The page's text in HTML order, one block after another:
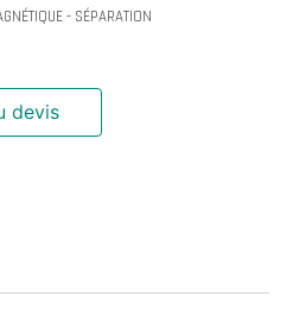
- SÉPARATION
devis